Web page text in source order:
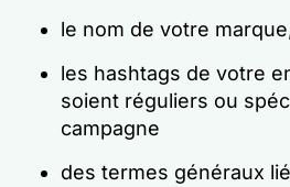
le nom de votre
les hashtags de votre
soient réguliers ou
campagne
des termes généraux